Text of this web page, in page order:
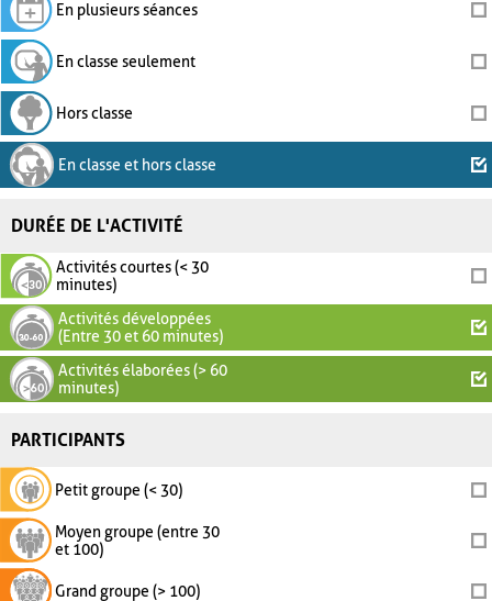
En plusieurs séances
En classe seulement
Hors classe
En classe et hors classe
DURÉE DE L'ACTIVITÉ
Activités courtes (< 30
minutes)
Activités développées
(Entre 30 et 60 minutes)
Activités élaborées (> 60
minutes)
PARTICIPANTS
Petit groupe (< 30)
Moyen groupe (entre 30
et 100)
Grand groupe (> 100)